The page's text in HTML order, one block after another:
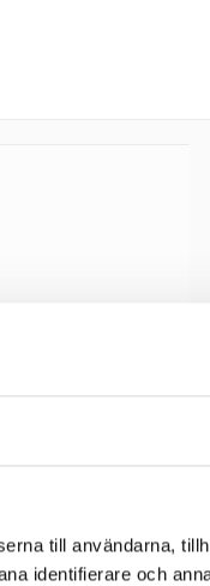
till användarna,
identifierare och